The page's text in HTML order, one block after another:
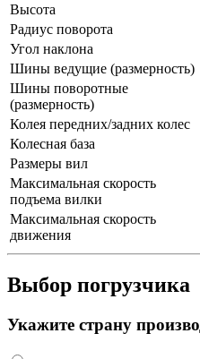
Высота
Радиус поворота
Угол наклона
Шины ведущие (размерность)
Шины поворотные
(размерность)
Колея передних/задних колес
Колесная база
Размеры вил
Максимальная скорость
подъема вилки
Максимальная скорость
движения
Выбор погрузчика
Укажите страну